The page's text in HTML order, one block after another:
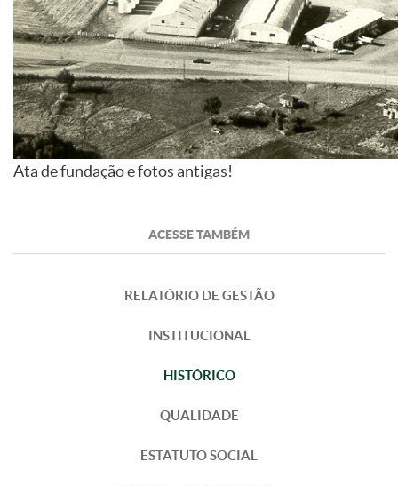
Ata de fundação e fotos antigas!
ACESSE TAMBÉM
RELATÓRIO DE GESTÃO
INSTITUCIONAL
HISTÓRICO
QUALIDADE
ESTATUTO SOCIAL